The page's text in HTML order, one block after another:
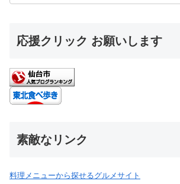
応援クリック お願いします
素敵なリンク
料理メニューから探せるグルメサイト